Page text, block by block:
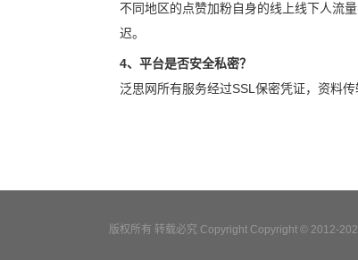
不同地区的点赞加粉自身的线上线下人流
迟。
4、平台是否安全私密？
泛思网所有服务经过SSL保密凭证，资料
版权所有 转载必究 Copyright Copyright © 2012-